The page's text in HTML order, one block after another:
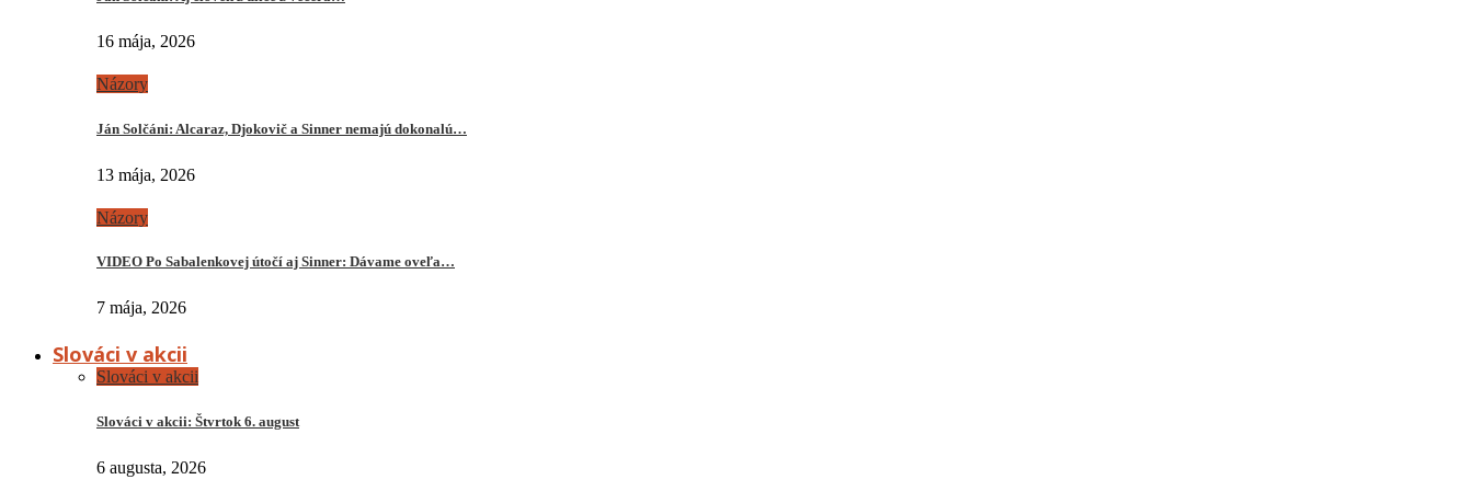
16 mája, 2026
Názory
Ján Solčáni: Alcaraz, Djokovič a Sinner nemajú dokonalú…
13 mája, 2026
Názory
VIDEO Po Sabalenkovej útočí aj Sinner: Dávame oveľa…
7 mája, 2026
Slováci v akcii
Slováci v akcii
Slováci v akcii: Štvrtok 6. august
6 augusta, 2026